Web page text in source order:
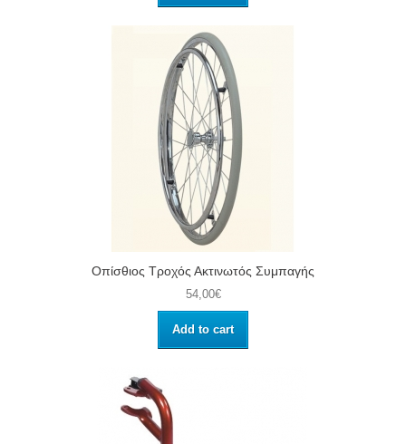
Οπίσθιος Τροχός Ακτινωτός Συμπαγής
54,00€
Add to cart